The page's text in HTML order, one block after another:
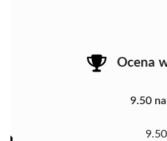
Ocena
9.50
9.50